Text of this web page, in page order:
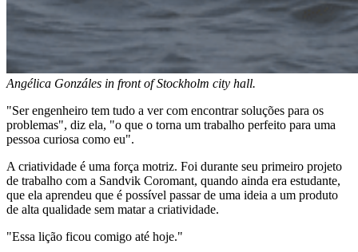
Angélica Gonzáles in front of Stockholm city hall.
"Ser engenheiro tem tudo a ver com encontrar soluções para os
problemas", diz ela, "o que o torna um trabalho perfeito para uma
pessoa curiosa como eu".
A criatividade é uma força motriz. Foi durante seu primeiro projeto
de trabalho com a Sandvik Coromant, quando ainda era estudante,
que ela aprendeu que é possível passar de uma ideia a um produto
de alta qualidade sem matar a criatividade.
"Essa lição ficou comigo até hoje."